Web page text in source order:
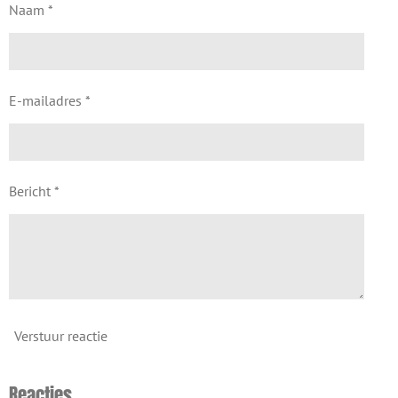
Naam *
E-mailadres *
Bericht *
Verstuur reactie